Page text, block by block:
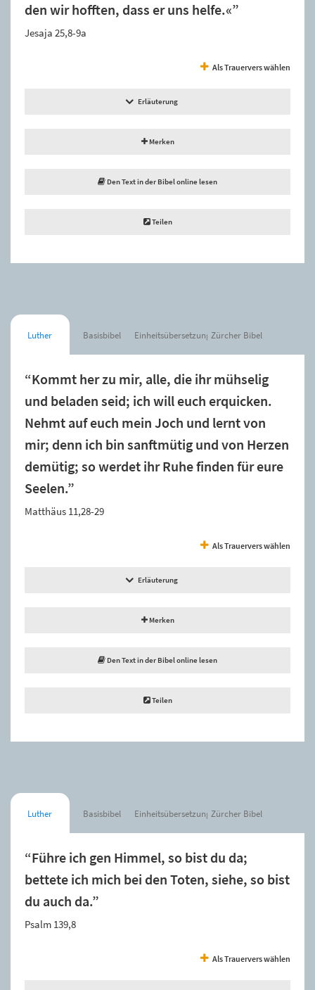
den wir hofften, dass er uns helfe.«”
Jesaja 25,8-9a
Als Trauervers wählen
Erläuterung
Merken
Den Text in der Bibel online lesen
Teilen
Luther Basisbibel Einheitsübersetzung Zürcher Bibel
“Kommt her zu mir, alle, die ihr mühselig
und beladen seid; ich will euch erquicken.
Nehmt auf euch mein Joch und lernt von
mir; denn ich bin sanftmütig und von Herzen
demütig; so werdet ihr Ruhe finden für eure
Seelen.”
Matthäus 11,28-29
Als Trauervers wählen
Erläuterung
Merken
Den Text in der Bibel online lesen
Teilen
Luther Basisbibel Einheitsübersetzung Zürcher Bibel
“Führe ich gen Himmel, so bist du da;
bettete ich mich bei den Toten, siehe, so bist
du auch da.”
Psalm 139,8
Als Trauervers wählen